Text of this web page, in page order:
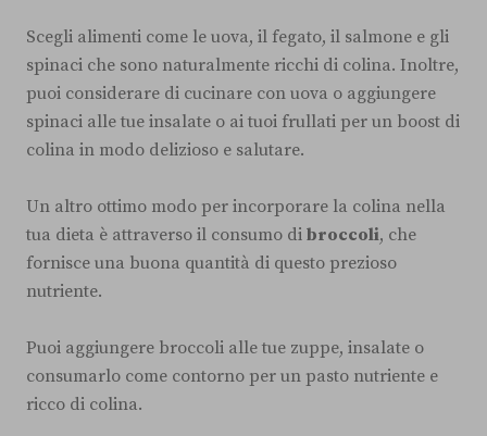
Scegli alimenti come le uova, il fegato, il salmone e gli
spinaci che sono naturalmente ricchi di colina. Inoltre,
puoi considerare di cucinare con uova o aggiungere
spinaci alle tue insalate o ai tuoi frullati per un boost di
colina in modo delizioso e salutare.
Un altro ottimo modo per incorporare la colina nella
tua dieta è attraverso il consumo di broccoli, che
fornisce una buona quantità di questo prezioso
nutriente.
Puoi aggiungere broccoli alle tue zuppe, insalate o
consumarlo come contorno per un pasto nutriente e
ricco di colina.